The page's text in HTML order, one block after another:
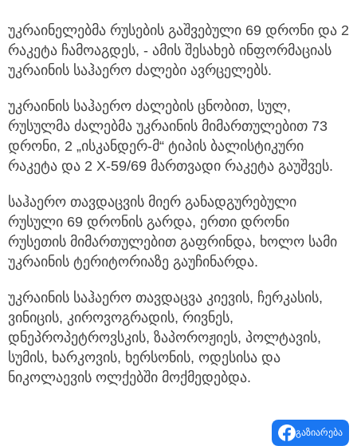
უკრაინელებმა რუსების გაშვებული 69 დრონი და 2
რაკეტა ჩამოაგდეს, - ამის შესახებ ინფორმაციას
უკრაინის საჰაერო ძალები ავრცელებს.
უკრაინის საჰაერო ძალების ცნობით, სულ,
რუსულმა ძალებმა უკრაინის მიმართულებით 73
დრონი, 2 „ისკანდერ-მ“ ტიპის ბალისტიკური
რაკეტა და 2 X-59/69 მართვადი რაკეტა გაუშვეს.
საჰაერო თავდაცვის მიერ განადგურებული
რუსული 69 დრონის გარდა, ერთი დრონი
რუსეთის მიმართულებით გაფრინდა, ხოლო სამი
უკრაინის ტერიტორიაზე გაუჩინარდა.
უკრაინის საჰაერო თავდაცვა კიევის, ჩერკასის,
ვინიცის, კიროვოგრადის, რივნეს,
დნეპროპეტროვსკის, ზაპოროჟიეს, პოლტავის,
სუმის, ხარკოვის, ხერსონის, ოდესისა და
ნიკოლაევის ოლქებში მოქმედებდა.
გაზიარება